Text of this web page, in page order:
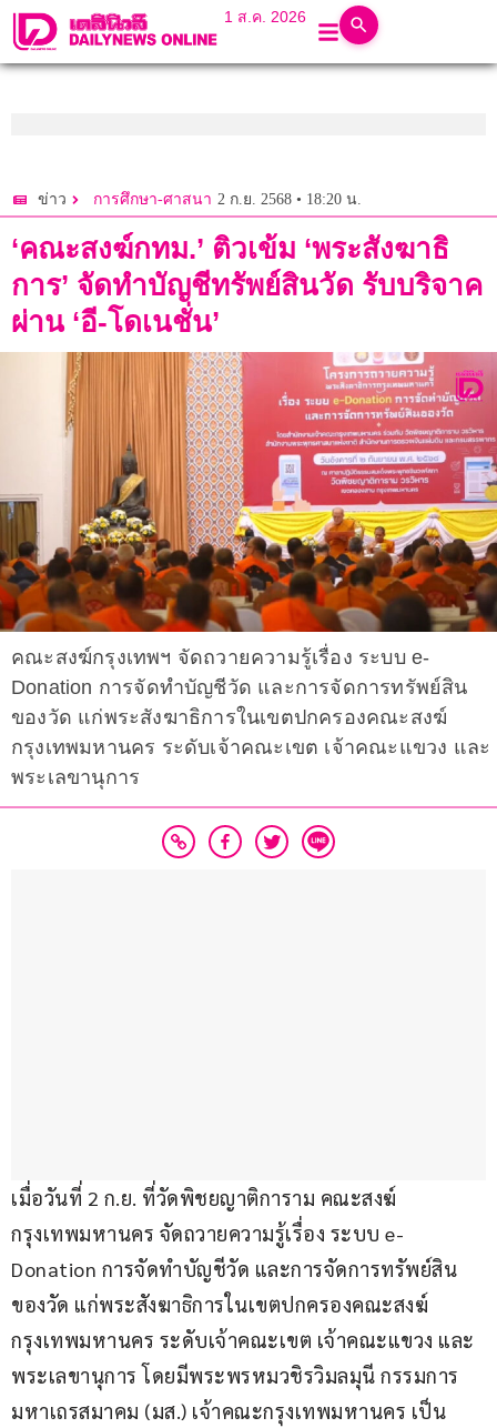
1 ส.ค. 2026
ข่าว การศึกษา-ศาสนา 2 ก.ย. 2568 • 18:20 น.
‘คณะสงฆ์กทม.’ ติวเข้ม ‘พระสังฆาธิ
การ’ จัดทำบัญชีทรัพย์สินวัด รับบริจาค
ผ่าน ‘อี-โดเนชั่น’
คณะสงฆ์กรุงเทพฯ จัดถวายความรู้เรื่อง ระบบ e-
Donation การจัดทำบัญชีวัด และการจัดการทรัพย์สิน
ของวัด แก่พระสังฆาธิการในเขตปกครองคณะสงฆ์
กรุงเทพมหานคร ระดับเจ้าคณะเขต เจ้าคณะแขวง และ
พระเลขานุการ
เมื่อวันที่ 2 ก.ย. ที่วัดพิชยญาติการาม คณะสงฆ์
กรุงเทพมหานคร จัดถวายความรู้เรื่อง ระบบ e-
Donation การจัดทำบัญชีวัด และการจัดการทรัพย์สิน
ของวัด แก่พระสังฆาธิการในเขตปกครองคณะสงฆ์
กรุงเทพมหานคร ระดับเจ้าคณะเขต เจ้าคณะแขวง และ
พระเลขานุการ โดยมีพระพรหมวชิรวิมลมุนี กรรมการ
มหาเถรสมาคม (มส.) เจ้าคณะกรุงเทพมหานคร เป็น